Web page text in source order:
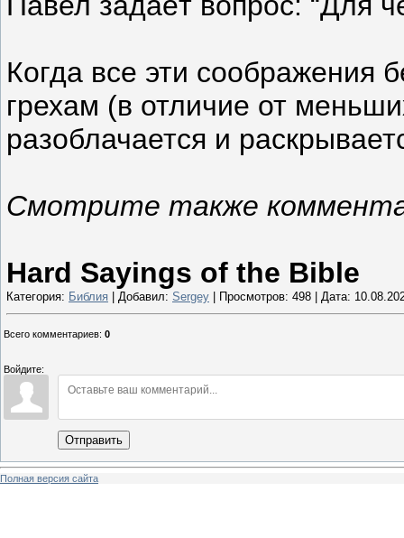
Когда все эти соображения
грехам (в отличие от
разоблачается и
Смотрите также
Hard Sayings of the Bible
Категория: Библия | Добавил: Sergey | Просмотров: 498 | Дата:
Всего комментариев: 0
Войдите:
Отправить
Полная версия сайта